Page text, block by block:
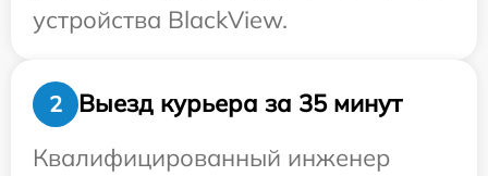
устройства BlackView.
2
Выезд курьера за 35 минут
Квалифицированный инженер